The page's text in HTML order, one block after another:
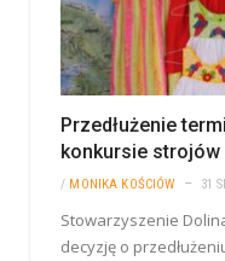
Przedłużenie
konkursie
/ MONIKA KOŚCIÓW 31
Stowarzyszenie
decyzję o